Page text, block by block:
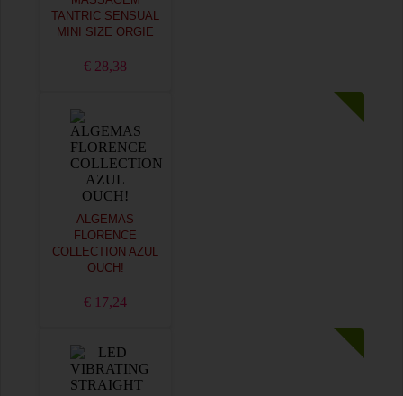
TANTRIC SENSUAL
MINI SIZE ORGIE
€ 28,38
ALGEMAS
FLORENCE
COLLECTION AZUL
OUCH!
€ 17,24